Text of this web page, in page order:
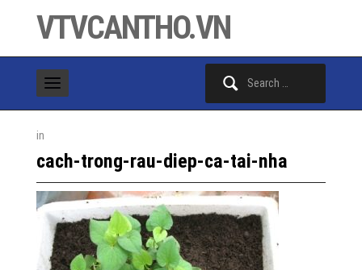
VTVCANTHO.VN
in
cach-trong-rau-diep-ca-tai-nha